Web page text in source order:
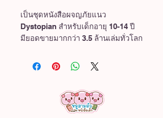
เป็นชุดหนังสือผจญภัยแนว
Dystopian สำหรับเด็กอายุ 10-14 ปี
มียอดขายมากกว่า 3.5 ล้านเล่มทั่วโลก